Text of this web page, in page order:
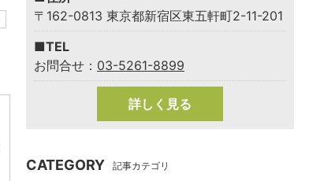
〒162-0813 東京都新宿区東五軒町2-11-201
■TEL
お問合せ： 03-5261-8899
詳しく見る
CATEGORY 記事カテゴリ